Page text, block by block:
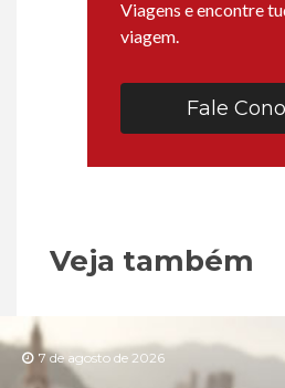
Viagens e encontre
viagem.
Fale
Veja também
7 de agosto de 2026